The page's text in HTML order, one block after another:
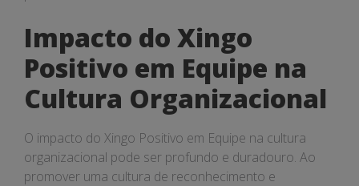
Impacto do Xingo
Positivo em Equipe na
Cultura Organizacional
O impacto do Xingo Positivo em Equipe na cultura
organizacional pode ser profundo e duradouro. Ao
promover uma cultura de reconhecimento e